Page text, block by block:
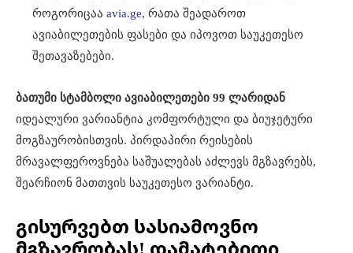
როგორიცაა avia.ge, რათა შეადაროთ
ავიაბილეთების ფასები და იპოვოთ საუკეთესო
შეთავაზებები.
ბათუმი სტამბოლი ავიაბილეთები 99 ლარიდან
იდეალური ვარიანტია კომფორტული და ბიუჯეტური
მოგზაურობისთვის. პირდაპირი რეისების
მრავალფეროვნება საშუალებას აძლევს მგზავრებს,
შეარჩიონ მათთვის საუკეთესო ვარიანტი.
გისურვებთ სასიამოვნო